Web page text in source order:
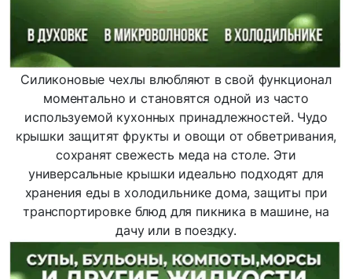
Силиконовые чехлы влюбляют в свой функционал
моментально и становятся одной из часто
используемой кухонных принадлежностей. Чудо
крышки защитят фрукты и овощи от обветривания,
сохранят свежесть меда на столе. Эти
универсальные крышки идеально подходят для
хранения еды в холодильнике дома, защиты при
транспортировке блюд для пикника в машине, на
дачу или в поездку.